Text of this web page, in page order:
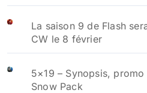
La saison 9 de Flash
CW le 8 février
5×19 – Synopsis,
Snow Pack